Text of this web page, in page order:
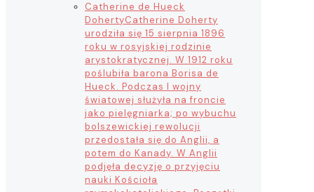
Catherine de Hueck
DohertyCatherine Doherty
urodziła się 15 sierpnia 1896
roku w rosyjskiej rodzinie
arystokratycznej. W 1912 roku
poślubiła barona Borisa de
Hueck. Podczas I wojny
światowej służyła na froncie
jako pielęgniarka; po wybuchu
bolszewickiej rewolucji
przedostała się do Anglii, a
potem do Kanady. W Anglii
podjęła decyzję o przyjęciu
nauki Kościoła